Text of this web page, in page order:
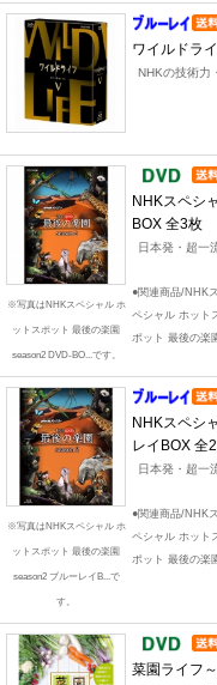
ワイルドラ
NHKの技術力
※写真はNHKスペシャル ホ
ットスポット 最後の楽園
season2 DVD-BO...です。
NHKスペシ
BOX 全3枚
日本発・超一
●関連商品/NHK
ペシャル ホット
ポット 最後の楽
※写真はNHKスペシャル ホ
ットスポット 最後の楽園
season2 ブルーレイB...で
す。
NHKスペシ
レイBOX 全
日本発・超一
●関連商品/NHK
ペシャル ホット
ポット 最後の楽
菜園ライフ